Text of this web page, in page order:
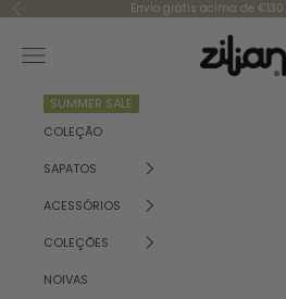
Saltar para o conteúdo
Anterior Envio grátis acima de
Zilian
Menu
SUMMER SALE
COLEÇÃO
SAPATOS
ACESSÓRIOS
COLEÇÕES
NOIVAS